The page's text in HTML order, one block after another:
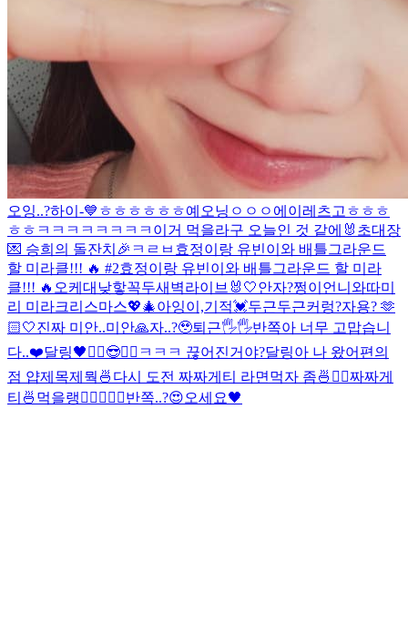
오잉..?하이-💙 ㅎㅎㅎㅎㅎㅎ예오닝 ㅇㅇㅇ 에이 레츠고 ㅎㅎㅎ
ㅎㅎ ㅋㅋㅋㅋㅋㅋㅋㅋ 이거 먹을라구 오늘인 것 같에🐰 초대장
💌 승희의 돌잔치🎉 ㅋㄹㅂ 효정이랑 유빈이와 배틀그라운드
할 미라클!!! 🔥 #2효정이랑 유빈이와 배틀그라운드 할 미라
클!!! 🔥 오케 대낮핳꼭두새벽라이브 🐰🤍안자?쩡이언니와따미
리 미라크리스마스💖🎄아잉이,기적💓두근두근커렁?자용? 🫶
🏻🤍진짜 미안..미안🙏자..?🥹퇴근🖐🖐반쪽아 너무 고맙습니
다..❤️달링🖤 ✌🏻😎✌🏻 ㅋㅋㅋ 끊어진거야?달링아 나 왔어 편의
점 얍제목제뭑 🍜 다시 도전 짜짜게티 라면먹자 좀🍜✌🏻짜짜게
티🍜먹을랭 ✌🏻 🖤🍒 🖤반쪽..?😍오세요🖤